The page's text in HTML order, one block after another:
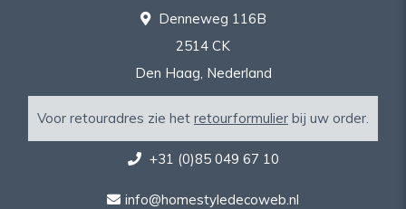
Denneweg 116B
2514 CK
Den Haag, Nederland
Voor retouradres zie het retourformulier bij uw order.
+31 (0)85 049 67 10
info@homestyledecoweb.nl